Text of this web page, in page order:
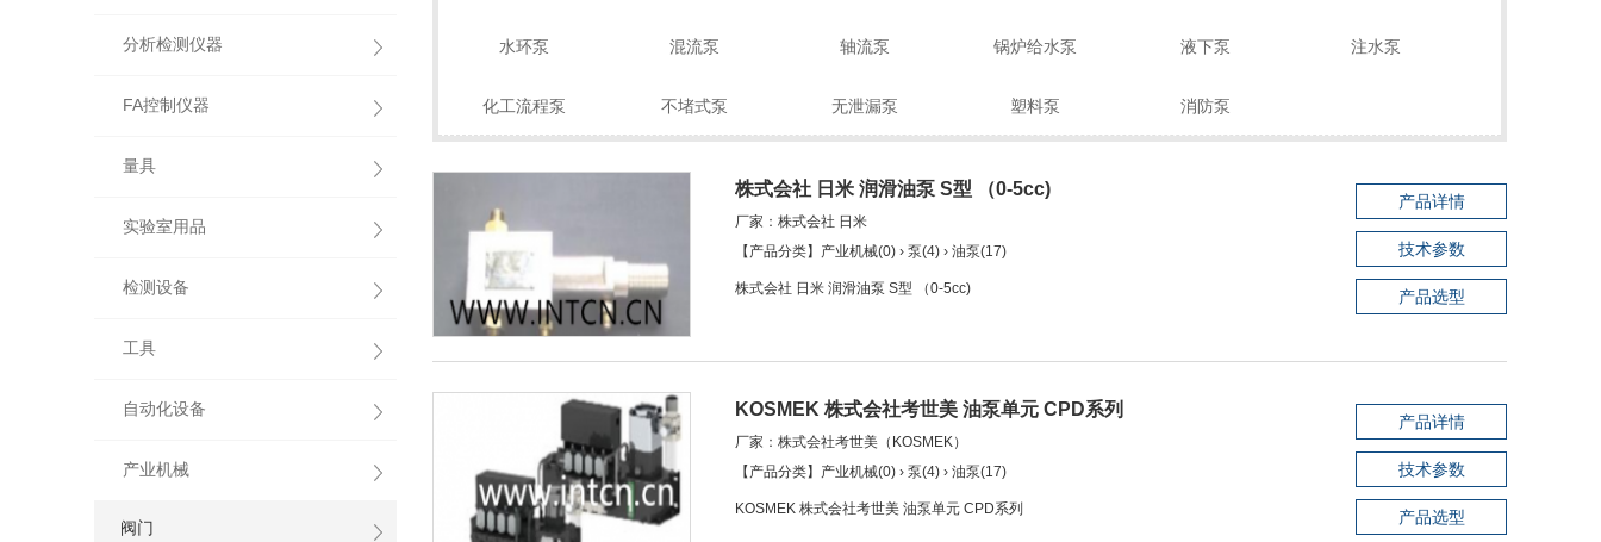
分析检测仪器
FA控制仪器
量具
实验室用品
检测设备
工具
自动化设备
产业机械
阀门
水环泵 混流泵 轴流泵 锅炉给水泵 液下泵 注水泵
化工流程泵 不堵式泵 无泄漏泵 塑料泵 消防泵
株式会社 日米 润滑油泵 S型 （0-5cc)
厂家：株式会社 日米
【产品分类】产业机械(0) › 泵(4) › 油泵(17)
株式会社 日米 润滑油泵 S型 （0-5cc)
产品详情
技术参数
产品选型
KOSMEK 株式会社考世美 油泵单元 CPD系列
厂家：株式会社考世美（KOSMEK）
【产品分类】产业机械(0) › 泵(4) › 油泵(17)
KOSMEK 株式会社考世美 油泵单元 CPD系列
产品详情
技术参数
产品选型